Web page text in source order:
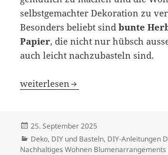
selbstgemachter Dekoration zu
Besonders beliebt sindbunte
Papier, die nicht nur hübsch
auch leicht nachzubasteln sind.
Herbstblätter aus Papier falten –
weiterlesen
Veröffentlicht
am
25. September 2025
Kategorien
Deko, DIY und Basteln, DIY-Anleitungen
Nachhaltiges Wohnen